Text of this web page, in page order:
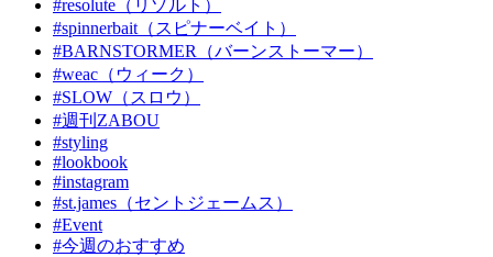
#resolute（リゾルト）
#spinnerbait（スピナーベイト）
#BARNSTORMER（バーンストーマー）
#weac（ウィーク）
#SLOW（スロウ）
#週刊ZABOU
#styling
#lookbook
#instagram
#st.james（セントジェームス）
#Event
#今週のおすすめ